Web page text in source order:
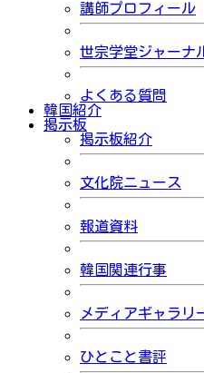
講師プロフィール
世宗学堂ジャーナ
よくある質問
韓国紹介
掲示板
掲示板紹介
文化院ニュース
報道資料
韓国関連行事
メディアギャラリ
ひとこと書評